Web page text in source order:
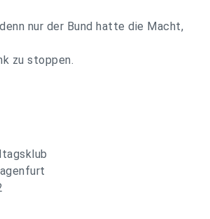
nur der Bund hatte die Macht,
zu stoppen.